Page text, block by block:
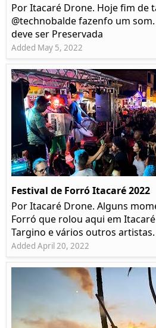
Por Itacaré Drone. Hoje fim de
@technobalde fazenfo um
deve ser Preservada
Added May 5, 2022
Festival de Forró Itacaré 2022
Por Itacaré Drone. Alguns
Forró que rolou aqui em
Targino e vários outros artistas.
Added April 20, 2022